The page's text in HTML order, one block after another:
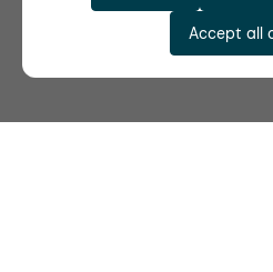
Accept all